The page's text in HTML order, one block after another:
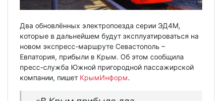
Два обновлённых электропоезда серии ЭД4М,
которые в дальнейшем будут эксплуатироваться на
новом экспресс-маршруте Севастополь –
Евпатория, прибыли в Крым. Об этом сообщила
пресс-служба Южной пригородной пассажирской
компании, пишет КрымИнформ.